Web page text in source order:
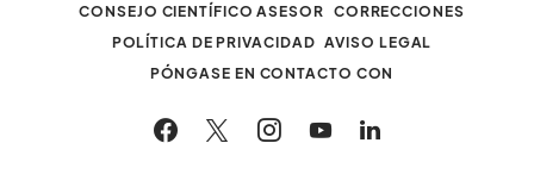
CONSEJO CIENTÍFICO ASESOR CORRECCIONES
POLÍTICA DE PRIVACIDAD AVISO LEGAL
PÓNGASE EN CONTACTO CON